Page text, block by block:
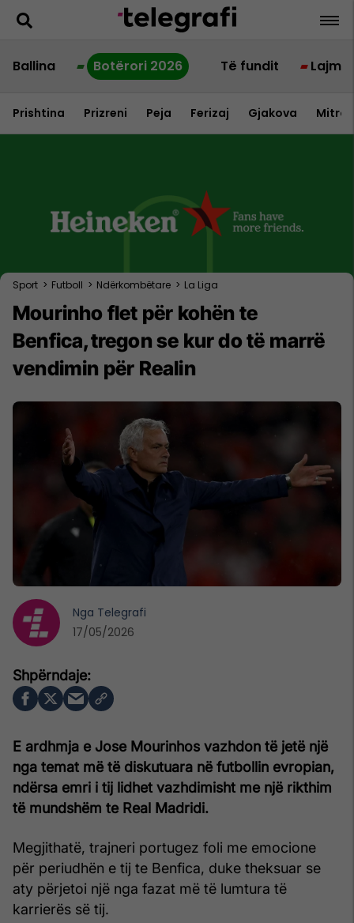
Ballina Botërori 2026 Të fundit Lajme
Prishtina Prizreni Peja Ferizaj Gjakova
Sport > Futboll > Ndërkombëtare > La Liga
Mourinho flet për kohën te
Benfica,tregon se kur do të marrë
vendimin për Realin
E ardhmja e Jose Mourinhos vazhdon të jetë një
nga temat më të diskutuara në futbollin evropian,
ndërsa emri i tij lidhet vazhdimisht me një rikthim
të mundshëm te Real Madridi.
Megjithatë, trajneri portugez foli me emocione
për periudhën e tij te Benfica, duke theksuar se
aty përjetoi një nga fazat më të lumtura të
karrierës së tij.
Nga Telegrafi
17/05/2026